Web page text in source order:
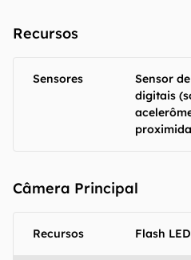
Recursos
Sensores
Sensor
digitais
Câmera Principal
Recursos Flash